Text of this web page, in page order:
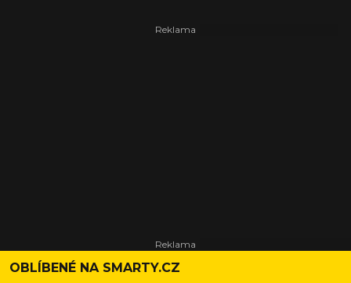
OBLÍBENÉ NA SMARTY.CZ